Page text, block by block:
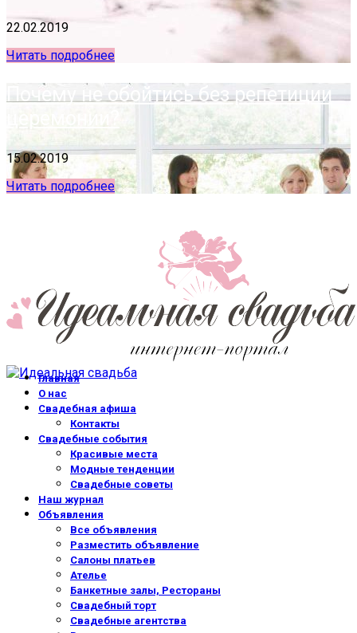
22.02.2019
Читать подробнее
Почему не обойтись без репетиции
церемонии?
15.02.2019
Читать подробнее
Главная
О нас
Свадебная афиша
Контакты
Свадебные события
Красивые места
Модные тенденции
Свадебные советы
Наш журнал
Объявления
Все объявления
Разместить объявление
Салоны платьев
Ателье
Банкетные залы, Рестораны
Свадебный торт
Свадебные агентства